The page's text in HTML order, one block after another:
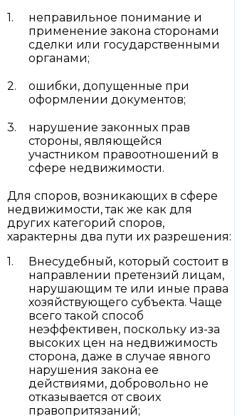
неправильное понимание и
применение закона сторонами
сделки или государственными
органами;
ошибки, допущенные при
оформлении документов;
нарушение законных прав
стороны, являющейся
участником правоотношений в
сфере недвижимости.
Для споров, возникающих в сфере
недвижимости, так же как для
других категорий споров,
характерны два пути их разрешения:
Внесудебный, который состоит в
направлении претензий лицам,
нарушающим те или иные права
хозяйствующего субъекта. Чаще
всего такой способ
неэффективен, поскольку из-за
высоких цен на недвижимость
сторона, даже в случае явного
нарушения закона ее
действиями, добровольно не
отказывается от своих
правопритязаний;